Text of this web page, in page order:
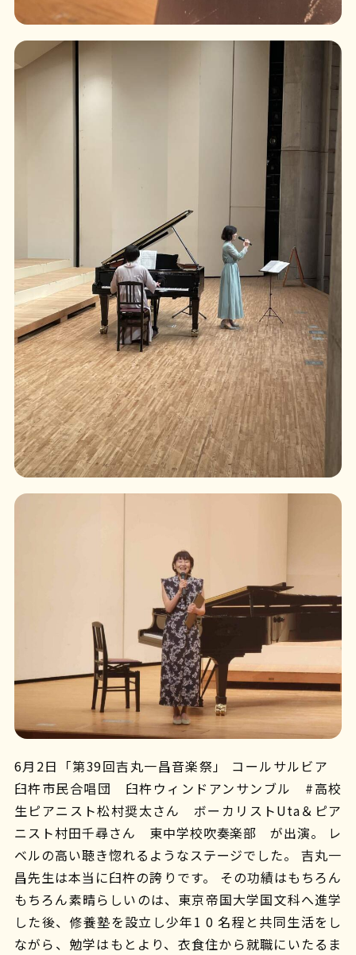
6月2日「第39回吉丸一昌音楽祭」 コールサルビア
臼杵市民合唱団 臼杵ウィンドアンサンブル #高校
生ピアニスト松村奨太さん ボーカリストUta＆ピア
ニスト村田千尋さん 東中学校吹奏楽部 が出演。 レ
ベルの高い聴き惚れるようなステージでした。 吉丸一
昌先生は本当に臼杵の誇りです。 その功績はもちろん
もちろん素晴らしいのは、東京帝国大学国文科へ進学
した後、修養塾を設立し少年1 0 名程と共同生活をし
ながら、勉学はもとより、衣食住から就職にいたるま